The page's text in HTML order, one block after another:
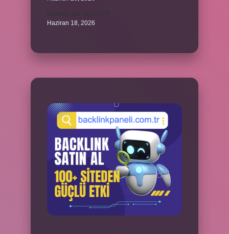
Haziran 18, 2026